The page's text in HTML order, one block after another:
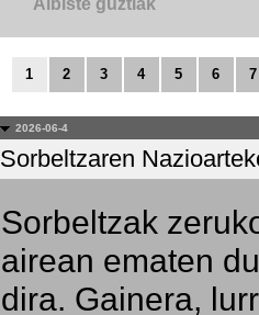
Albiste guztiak
1 2 3 4 5 6 7
2026-06-4
Sorbeltzaren
Sorbeltzak
airean ematen
dira. Gainera,